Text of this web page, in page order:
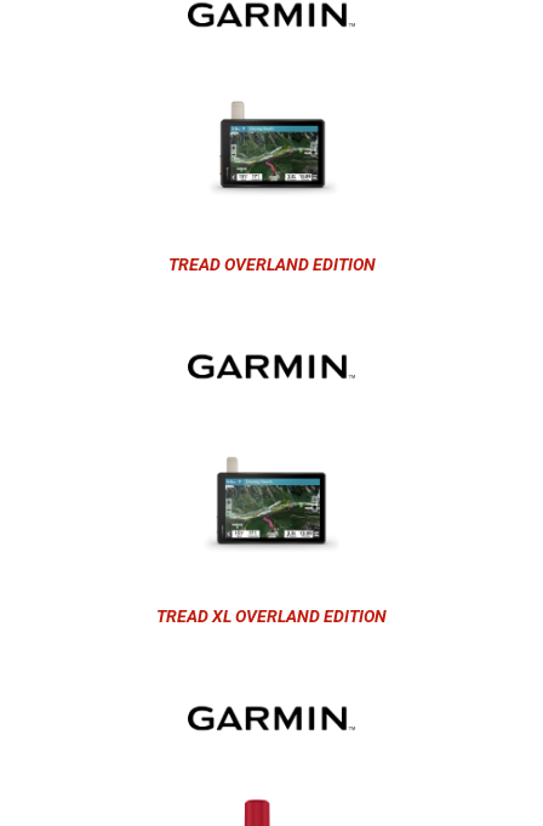
TREAD OVERLAND EDITION
TREAD XL OVERLAND EDITION